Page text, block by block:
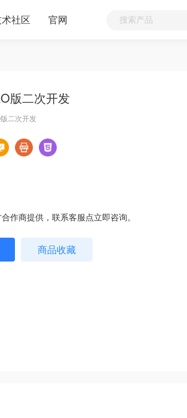
社区 官网
版二次开发
二次开发
作商提供，联系客服点立即咨询。
商品收藏